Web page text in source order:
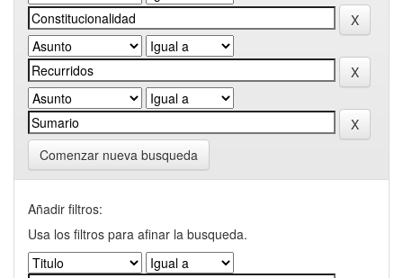
Comenzar nueva busqueda
Añadir filtros:
Usa los filtros para afinar la busqueda.